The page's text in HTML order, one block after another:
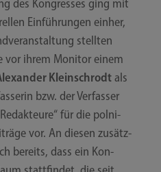
des Kon­gres­ses ging mit
Ein­füh­run­gen ein­her,
stell­ten
vor ihrem Moni­tor einem
Klein­schrodtals
bzw. der Ver­fas­ser
für die pol­ni­
vor. An die­sen zusätz­
bereits, dass ein Kon­